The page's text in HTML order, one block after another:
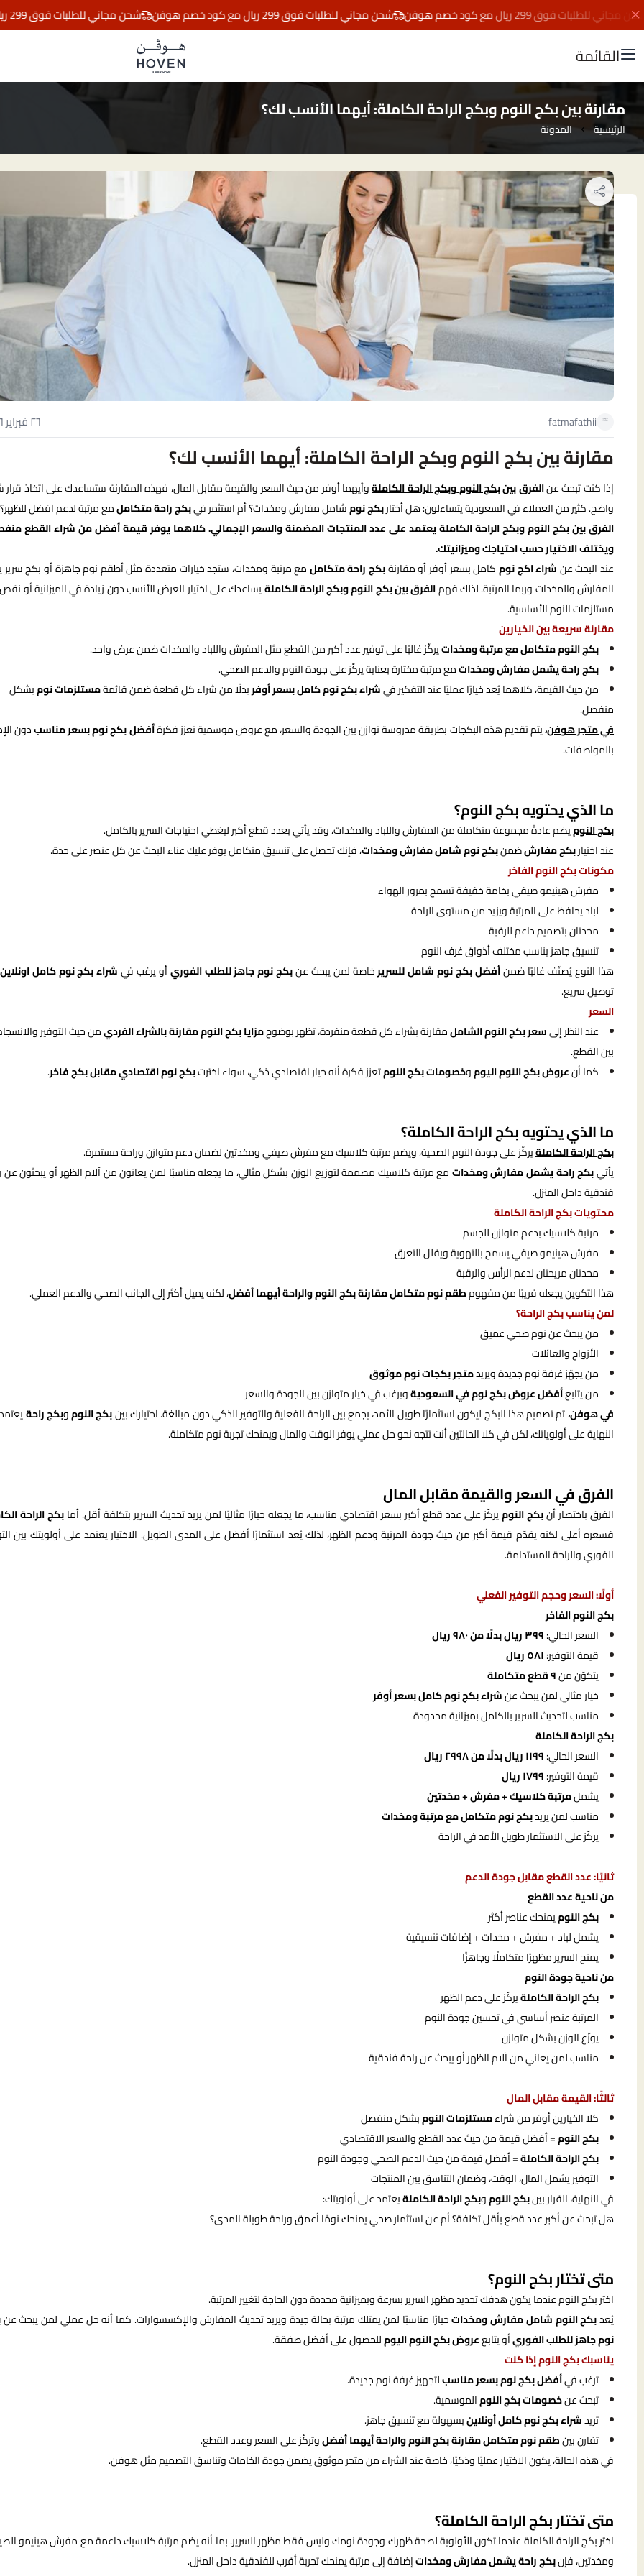
فوق 299 ريال مع كود خصم هوفن شحن مجاني للطلبات فوق 299 ريال مع كود خصم هوفن شحن مجاني للطلبات فوق 299 ريال مع كود خصم هوفن
القائمة مفارش هوڤن
مقارنة بين بكج النوم وبكج الراحة الكاملة: أيهما الأنسب لك؟
الرئيسية المدونة
fatmafathii ٢٦ فبراير ٢٠٢٦
مقارنة بين بكج النوم وبكج الراحة الكاملة: أيهما الأنسب لك؟
إذا كنت تبحث عنالفرق بينبكج النوموبكج الراحة الكاملةوأيهما أوفر من حيث السعر والقيمة مقابل المال، فهذه المقارنة ستساعدك على اتخاذ قرار
واضح. كثير من العملاء في السعودية يتساءلون: هل أختاربكج نومشامل مفارش ومخدات؟ أم استثمر فيبكج راحة متكاملمع مرتبة لدعم افضل للظهر؟
الفرق بين بكج النوم وبكج الراحة الكاملة يعتمد على عدد المنتجات المضمنة والسعر الإجمالي. كلاهما يوفر قيمة أفضل من شراء القطع
ويختلف الاختيار حسب احتياجك وميزانيتك.
عند البحث عنشراء اكج نومكامل بسعر أوفر أو مقارنةبكج راحة متكاملمع مرتبة ومخدات، ستجد خيارات متعددة مثل أطقم نوم جاهزة أو بكج
المفارش والمخدات وربما المرتبة. لذلك فهمالفرق بين بكج النوم وبكج الراحة الكاملةيساعدك على اختيار العرض الأنسب دون زيادة في الميزانية أو
مستلزمات النوم الأساسية.
مقارنة سريعة بين الخيارين
بكج النوم متكامل مع مرتبة ومخداتيركّز غالبًا على توفير عدد أكبر من القطع مثل المفرش واللباد والمخدات ضمن عرض واحد.
بكج راحة يشمل مفارش ومخداتمع مرتبة مختارة بعناية يركّز على جودة النوم والدعم الصحي.
من حيث القيمة، كلاهما يُعد خيارًا عمليًا عند التفكير فيشراء بكج نوم كامل بسعر أوفربدلًا من شراء كل قطعة ضمن قائمةمستلزمات نومبشكل
منفصل.
في متجر هوفن،يتم تقديم هذه البكجات بطريقة مدروسة توازن بين الجودة والسعر، مع عروض موسمية تعزز فكرةأفضل بكج نوم بسعر مناسبدون
بالمواصفات.
ما الذي يحتويه بكج النوم؟
بكج النوميضم عادةً مجموعة متكاملة من المفارش واللباد والمخدات، وقد يأتي بعدد قطع أكبر ليغطي احتياجات السرير بالكامل.
عند اختياربكج مفارشضمنبكج نوم شامل مفارش ومخدات، فإنك تحصل على تنسيق متكامل يوفر عليك عناء البحث عن كل عنصر على حدة.
مكونات بكج النوم الفاخر
مفرش هينيمو صيفي بخامة خفيفة تسمح بمرور الهواء
لباد يحافظ على المرتبة ويزيد من مستوى الراحة
مخدتان بتصميم داعم للرقبة
تنسيق جاهز يناسب مختلف أذواق غرف النوم
هذا النوع يُصنّف غالبًا ضمنأفضل بكج نوم شامل للسريرخاصة لمن يبحث عنبكج نوم جاهز للطلب الفوريأو يرغب فيشراء بكج نوم كامل اونلاين
توصيل سريع.
السعر
عند النظر إلىسعر بكج النوم الشاملمقارنة بشراء كل قطعة منفردة، تظهر بوضوحمزايا بكج النوم مقارنة بالشراء الفرديمن حيث التوفير
بين القطع.
كما أنعروض بكج النوم اليوموخصومات بكج النومتعزز فكرة أنه خيار اقتصادي ذكي، سواء اخترتبكج نوم اقتصادي مقابل بكج فاخر.
ما الذي يحتويه بكج الراحة الكاملة؟
بكج الراحة الكاملةيركّز على جودة النوم الصحية، ويضم مرتبة كلاسيك مع مفرش صيفي ومخدتين لضمان دعم متوازن وراحة مستمرة.
يأتيبكج راحة يشمل مفارش ومخداتمع مرتبة كلاسيك مصممة لتوزيع الوزن بشكل مثالي، ما يجعله مناسبًا لمن يعانون من آلام الظهر أو يبحثون عن
فندقية داخل المنزل.
محتويات بكج الراحة الكاملة
مرتبة كلاسيك بدعم متوازن للجسم
مفرش هينيمو صيفي يسمح بالتهوية ويقلل التعرق
مخدتان مريحتان لدعم الرأس والرقبة
هذا التكوين يجعله قريبًا من مفهومطقم نوم متكامل مقارنة بكج النوم والراحة أيهما أفضل، لكنه يميل أكثر إلى الجانب الصحي والدعم العملي.
لمن يناسب بكج الراحة؟
من يبحث عن نوم صحي عميق
الأزواج والعائلات
من يجهّز غرفة نوم جديدة ويريدمتجر بكجات نوم موثوق
من يتابعأفضل عروض بكج نوم في السعوديةويرغب في خيار متوازن بين الجودة والسعر
في هوفن،تم تصميم هذا البكج ليكون استثمارًا طويل الأمد، يجمع بين الراحة الفعلية والتوفير الذكي دون مبالغة. اختيارك بينبكج النوموبكج راحة
النهاية على أولوياتك، لكن في كلا الحالتين أنت تتجه نحو حل عملي يوفر الوقت والمال ويمنحك تجربة نوم متكاملة.
الفرق في السعر والقيمة مقابل المال
الفرق باختصار أنبكج النوميركّز على عدد قطع أكبر بسعر اقتصادي مناسب، ما يجعله خيارًا مثاليًا لمن يريد تحديث السرير بتكلفة أقل. أمابكج الراحة
فسعره أعلى لكنه يقدّم قيمة أكبر من حيث جودة المرتبة ودعم الظهر، لذلك يُعد استثمارًا أفضل على المدى الطويل. الاختيار يعتمد على أولويتك بين
الفوري والراحة المستدامة.
أولًا: السعر وحجم التوفير الفعلي
بكج النوم الفاخر
السعر الحالي:٣٩٩ ريال بدلًا من ٩٨٠ ريال
قيمة التوفير:٥٨١ ريال
يتكوّن من٩ قطع متكاملة
خيار مثالي لمن يبحث عنشراء بكج نوم كامل بسعر أوفر
مناسب لتحديث السرير بالكامل بميزانية محدودة
بكج الراحة الكاملة
السعر الحالي:١١٩٩ ريال بدلًا من ٢٩٩٨ ريال
قيمة التوفير:١٧٩٩ ريال
يشملمرتبة كلاسيك + مفرش + مخدتين
مناسب لمن يريدبكج نوم متكامل مع مرتبة ومخدات
يركّز على الاستثمار طويل الأمد في الراحة
ثانيًا: عدد القطع مقابل جودة الدعم
من ناحية عدد القطع
بكج النوميمنحك عناصر أكثر
يشمل لباد + مفرش + مخدات + إضافات تنسيقية
يمنح السرير مظهرًا متكاملًا وجاهزًا
من ناحية جودة النوم
بكج الراحة الكاملةيركّز على دعم الظهر
المرتبة عنصر أساسي في تحسين جودة النوم
يوزّع الوزن بشكل متوازن
مناسب لمن يعاني من آلام الظهر أو يبحث عن راحة فندقية
ثالثًا: القيمة مقابل المال
كلا الخيارين أوفر من شراءمستلزمات النومبشكل منفصل
بكج النوم= أفضل قيمة من حيث عدد القطع والسعر الاقتصادي
بكج الراحة الكاملة= أفضل قيمة من حيث الدعم الصحي وجودة النوم
التوفير يشمل المال، الوقت، وضمان التناسق بين المنتجات
في النهاية، القرار بينبكج النوموبكج الراحة الكاملةيعتمد على أولويتك:
هل تبحث عن أكبر عدد قطع بأقل تكلفة؟ أم عن استثمار صحي يمنحك نومًا أعمق وراحة طويلة المدى؟
متى تختار بكج النوم؟
اختر بكج النوم عندما يكون هدفك تجديد مظهر السرير بسرعة وبميزانية محددة دون الحاجة لتغيير المرتبة.
يُعدبكج النوم شامل مفارش ومخداتخيارًا مناسبًا لمن يمتلك مرتبة بحالة جيدة ويريد تحديث المفارش والإكسسوارات. كما أنه حل عملي لمن يبحث عن
نوم جاهز للطلب الفوريأو يتابععروض بكج النوم اليومللحصول على أفضل صفقة.
يناسبك بكج النوم إذا كنت
ترغب فيأفضل بكج نوم بسعر مناسبلتجهيز غرفة نوم جديدة.
تبحث عنخصومات بكج النومالموسمية.
تريدشراء بكج نوم كامل أونلاينبسهولة مع تنسيق جاهز.
تقارن بينطقم نوم متكامل مقارنة بكج النوم والراحة أيهما أفضلوتركّز على السعر وعدد القطع.
في هذه الحالة، يكون الاختيار عمليًا وذكيًا، خاصة عند الشراء من متجر موثوق يضمن جودة الخامات وتناسق التصميم مثل هوفن.
متى تختار بكج الراحة الكاملة؟
اختر بكج الراحة الكاملة عندما تكون الأولوية لصحة ظهرك وجودة نومك وليس فقط مظهر السرير. بما أنه يضم مرتبة كلاسيك داعمة مع مفرش هينيمو
ومخدتين، فإنبكج راحة يشمل مفارش ومخداتإضافة إلى مرتبة يمنحك تجربة أقرب للفندقية داخل المنزل.